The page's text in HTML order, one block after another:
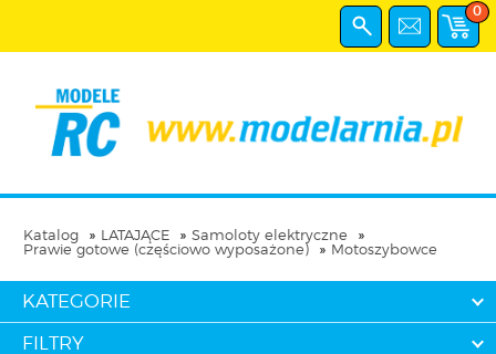
0
Katalog LATAJĄCE
Samoloty elektryczne
Prawie gotowe (częściowo wyposażone)
Motoszybowce
KATEGORIE
FILTRY